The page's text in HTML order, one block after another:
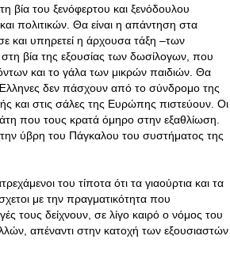
βία του ξενόφερτου και ξενόδουλου
πολιτικών. Θα είναι η απάντηση στα
και υπηρετεί η άρχουσα τάξη –των
βία της εξουσίας των δωσίλογων, που
και το γάλα των μικρών παιδιών. Θα
Έλληνες δεν πάσχουν από το σύνδρομο της
και στις σάλες της Ευρώπης πιστεύουν. Οι
που τους κρατά όμηρο στην εξαθλίωση.
ύβρη του Πάγκαλου του συστήματος της
του τίποτα ότι τα γιαούρτια και τα
με την πραγματικότητα που
τους δείχνουν, σε λίγο καιρό ο νόμος του
απέναντι στην κατοχή των εξουσιαστών